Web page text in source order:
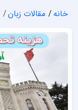
خانه مقالات زبان